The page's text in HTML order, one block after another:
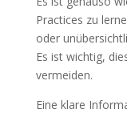
Practices zu
oder
Es ist wichtig,
vermeiden.
Eine klare